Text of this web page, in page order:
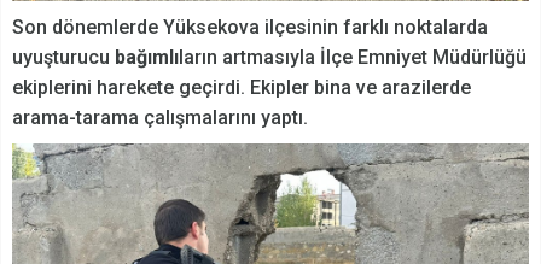
Son dönemlerde Yüksekova ilçesinin farklı noktalarda
uyuşturucu bağımlıların artmasıyla İlçe Emniyet Müdürlüğü
ekiplerini harekete geçirdi. Ekipler bina ve arazilerde
arama-tarama çalışmalarını yaptı.